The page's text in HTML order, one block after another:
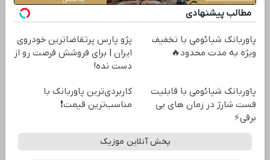
مطالب پیشنهادی
پاوربانک شیائومی با تخفیف
ویژه به مدت محدود🔥
پژو پارس پرتقاضاترین خودروی
ایران | برای فروشش فرصت رو از
دست نده!
پاوربانک شیائومی با قابلیت
فست شارژ در زمان های بی
برقی⚡
کاربردی‌ترین پاوربانک با
مناسب‌ترین قیمت❗
پخش آنلاین موزیک